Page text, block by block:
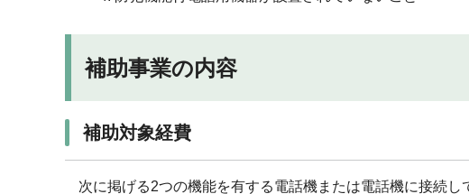
補助事業の内容
補助対象経費
次に掲げる2つの機能を有する電話機または電話機に接続し